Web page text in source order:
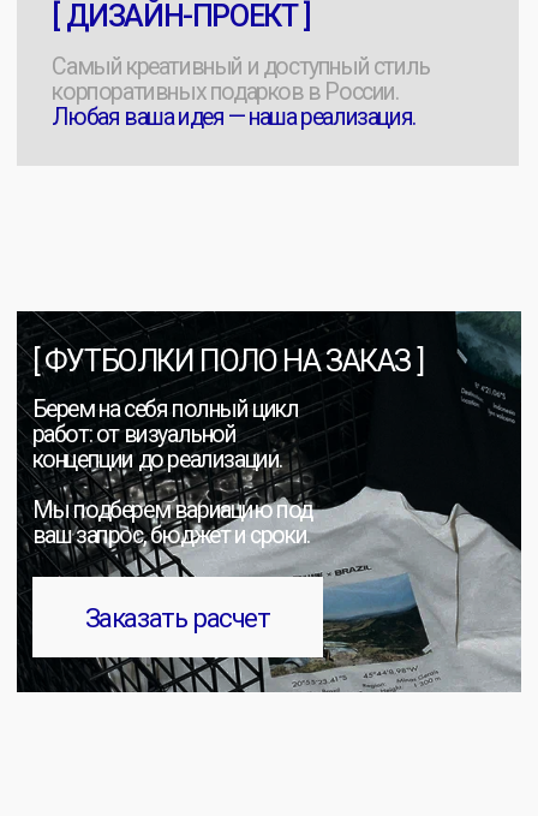
Готовые позиции под
нанесение
ИП Щукин Максим Андреевич
ИНН: 710512064796
ОГРНИП: 323710000043333
[ 23 ] Мерч-Лаборатория © 2026
Политика обработки ПД
Согласие на обработку ПД
Публичная Оферта